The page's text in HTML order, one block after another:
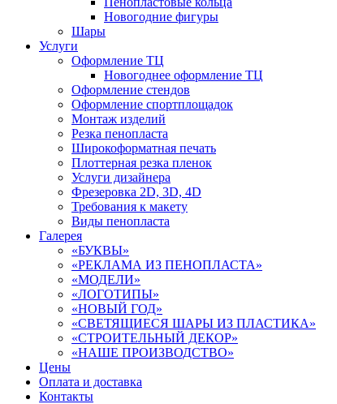
Новогодние фигуры
Шары
Услуги
Оформление ТЦ
Новогоднее оформление ТЦ
Оформление стендов
Оформление спортплощадок
Монтаж изделий
Резка пенопласта
Широкоформатная печать
Плоттерная резка пленок
Услуги дизайнера
Фрезеровка 2D, 3D, 4D
Требования к макету
Виды пенопласта
Галерея
«БУКВЫ»
«РЕКЛАМА ИЗ ПЕНОПЛАСТА»
«МОДЕЛИ»
«ЛОГОТИПЫ»
«НОВЫЙ ГОД»
«СВЕТЯЩИЕСЯ ШАРЫ ИЗ ПЛАСТИКА»
«СТРОИТЕЛЬНЫЙ ДЕКОР»
«НАШЕ ПРОИЗВОДСТВО»
Цены
Оплата и доставка
Контакты